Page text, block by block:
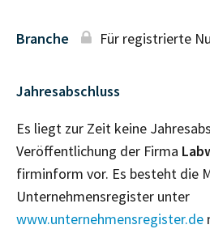
Branche Für registrierte
Jahresabschluss
Es liegt zur Zeit keine
Veröffentlichung der Firma
firminform vor. Es besteht die
Unternehmensregister unter
www.unternehmensregister.de